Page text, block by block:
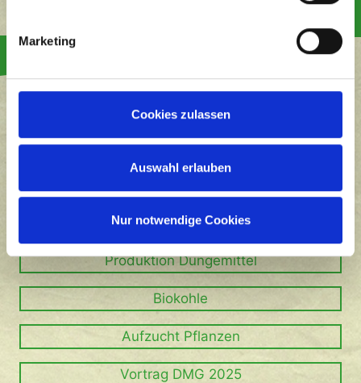
Marketing
Cookies zulassen
Auswahl erlauben
Nur notwendige Cookies
Dokumente zu Projekten
Produktion Düngemittel
Biokohle
Aufzucht Pflanzen
Vortrag DMG 2025